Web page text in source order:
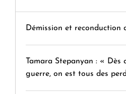
Démission et reconduction
Tamara Stepanyan : « Dès
guerre, on est tous des